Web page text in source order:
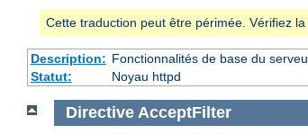
Cette traduction peut être périmée. Vérifiez
Description: Fonctionnalités de base du
Statut:
Noyau httpd
Directive AcceptFilter